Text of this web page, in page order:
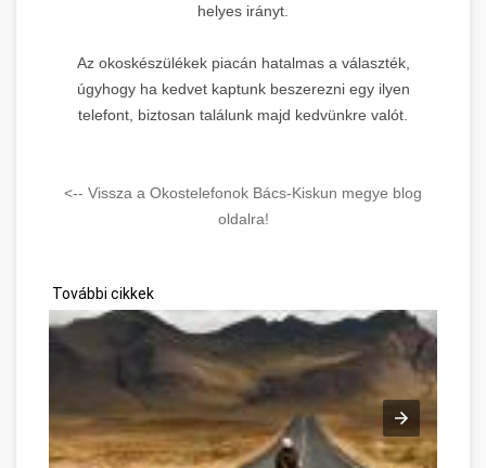
helyes irányt.
Az okoskészülékek piacán hatalmas a választék,
úgyhogy ha kedvet kaptunk beszerezni egy ilyen
telefont, biztosan találunk majd kedvünkre valót.
<-- Vissza a Okostelefonok Bács-Kiskun megye blog
oldalra!
További cikkek